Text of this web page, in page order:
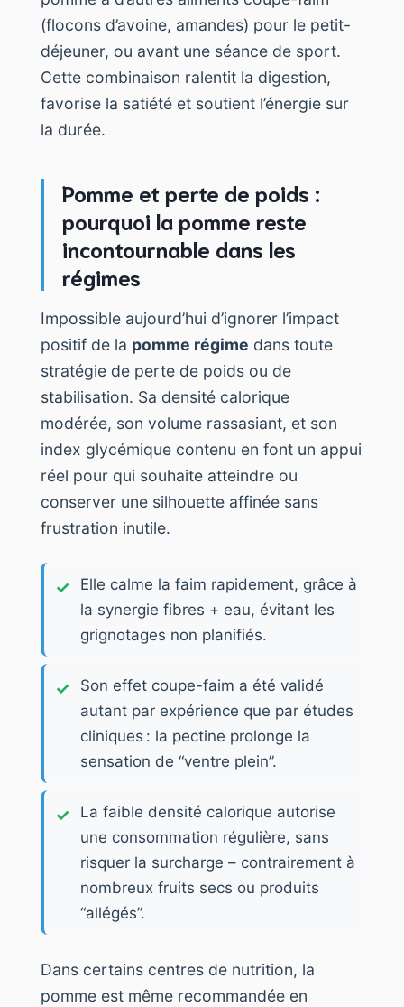
(flocons d’avoine, amandes) pour le petit-
déjeuner, ou avant une séance de sport.
Cette combinaison ralentit la digestion,
favorise la satiété et soutient l’énergie sur
la durée.
Pomme et perte de poids :
pourquoi la pomme reste
incontournable dans les
régimes
Impossible aujourd’hui d’ignorer l’impact
positif de la pomme régime dans toute
stratégie de perte de poids ou de
stabilisation. Sa densité calorique
modérée, son volume rassasiant, et son
index glycémique contenu en font un appui
réel pour qui souhaite atteindre ou
conserver une silhouette affinée sans
frustration inutile.
Elle calme la faim rapidement, grâce à
la synergie fibres + eau, évitant les
grignotages non planifiés.
Son effet coupe-faim a été validé
autant par expérience que par études
cliniques : la pectine prolonge la
sensation de “ventre plein”.
La faible densité calorique autorise
une consommation régulière, sans
risquer la surcharge – contrairement à
nombreux fruits secs ou produits
“allégés”.
Dans certains centres de nutrition, la
pomme est même recommandée en